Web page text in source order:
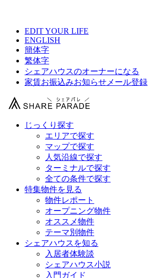
EDIT YOUR LIFE
ENGLISH
簡体字
繁体字
シェアハウスのオーナーになる
家賃お振込みお知らせメール登録
じっくり探す
エリアで探す
マップで探す
人気沿線で探す
ターミナルで探す
全ての条件で探す
特集物件を見る
物件レポート
オープニング物件
オススメ物件
テーマ別物件
シェアハウスを知る
入居者体験談
シェアハウス小説
入門ガイド